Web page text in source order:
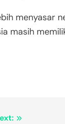
menyasar
masih